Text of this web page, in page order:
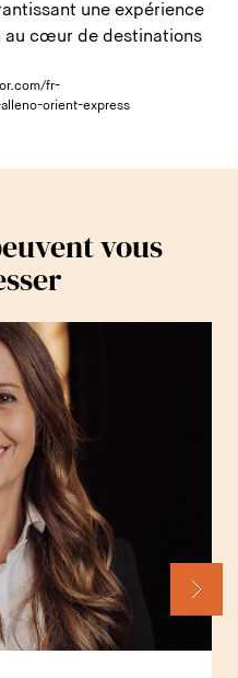
une expérience
au cœur de destinations
fr-
orient-express
vous